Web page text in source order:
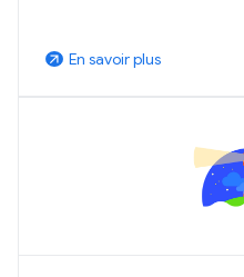
arrow_outward En savoir plus